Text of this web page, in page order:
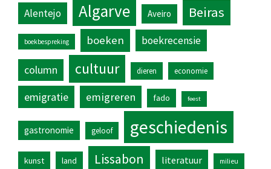
Alentejo Algarve Aveiro Beiras
boekbespreking boeken boekrecensie
column cultuur dieren economie
emigratie emigreren fado feest
gastronomie geloof geschiedenis
kunst land Lissabon literatuur milieu